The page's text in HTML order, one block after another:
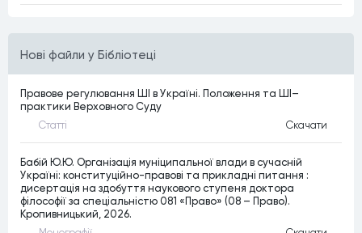
Нові файли у Бібліотеці
Правове регулювання ШІ в Україні. Положення та ШІ–
практики Верховного Суду
Статтi Скачати
Бабій Ю.Ю. Організація муніципальної влади в сучасній
Україні: конституційно-правові та прикладні питання :
дисертація на здобуття наукового ступеня доктора
філософії за спеціальністю 081 «Право» (08 – Право).
Кропивницький, 2026.